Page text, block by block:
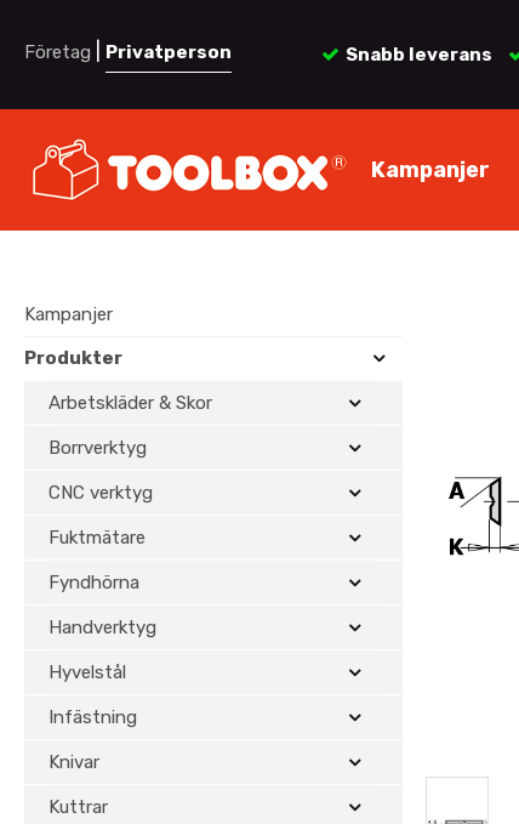
Företag Privatperson Snabb leverans
Kampanjer
Kampanjer
Produkter
Arbetskläder & Skor
Borrverktyg
CNC verktyg
Fuktmätare
Fyndhörna
Handverktyg
Hyvelstål
Infästning
Knivar
Kuttrar